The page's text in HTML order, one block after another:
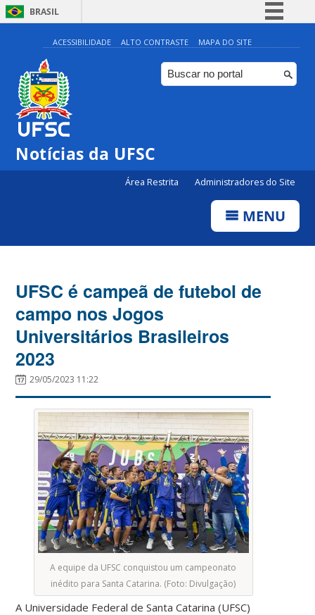
BRASIL
Simplifique!
Comunica BR
Participe
ACESSIBILIDADE ALTO CONTRASTE MAPA DO SITE
Notícias da UFSC
Área Restrita Administradores do Site
MENU
UFSC é campeã de futebol de
campo nos Jogos
Universitários Brasileiros
2023
29/05/2023 11:22
A equipe da UFSC conquistou um campeonato
inédito para Santa Catarina. (Foto: Divulgação)
A Universidade Federal de Santa Catarina (UFSC)